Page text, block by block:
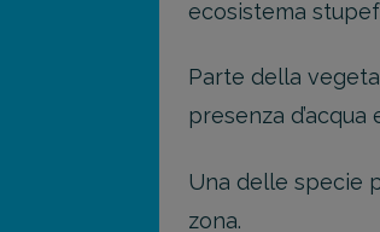
ecosistema
Parte della
presenza
Una delle specie
zona.